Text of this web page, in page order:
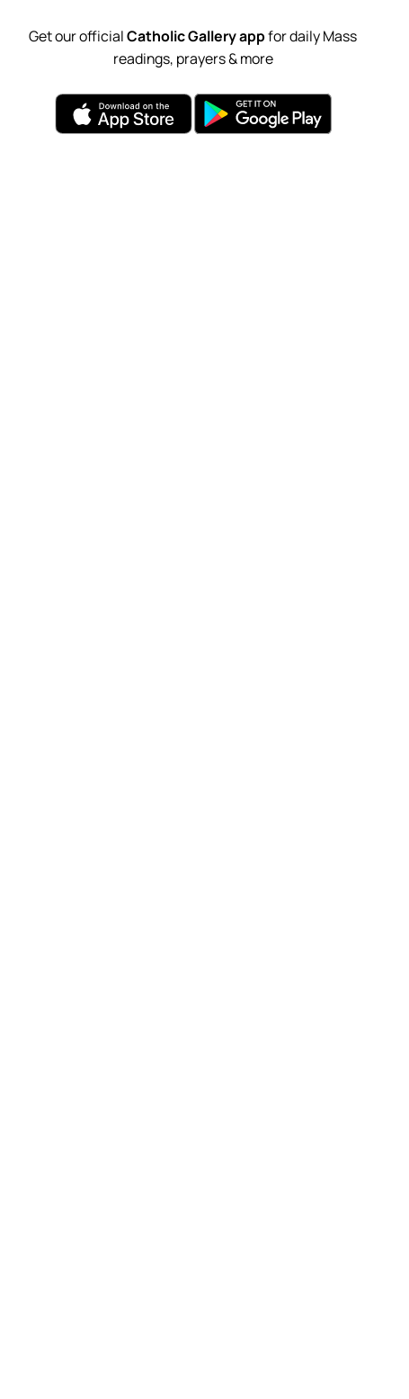
Get our officialCatholic Gallery appfor daily Mass
readings, prayers & more